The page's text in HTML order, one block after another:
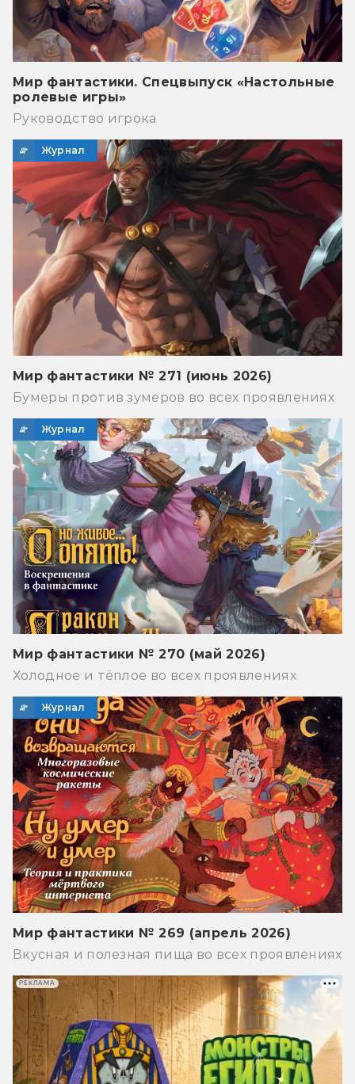
Мир фантастики. Спецвыпуск «Настольные
ролевые игры»
Руководство игрока
Журнал
Мир фантастики № 271 (июнь 2026)
Бумеры против зумеров во всех проявлениях
Журнал
Мир фантастики № 270 (май 2026)
Холодное и тёплое во всех проявлениях
Журнал
Мир фантастики № 269 (апрель 2026)
Вкусная и полезная пища во всех проявлениях
РЕКЛАМА